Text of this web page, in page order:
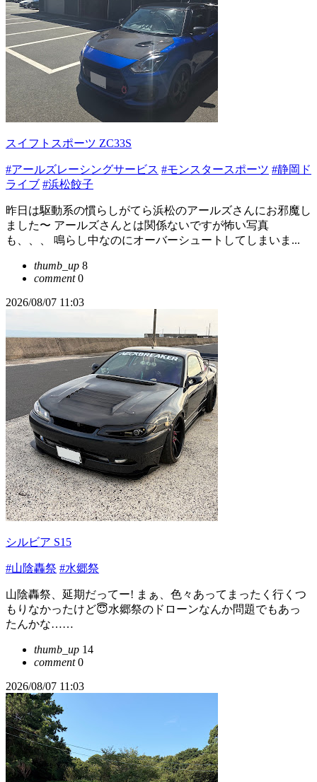
スイフトスポーツ ZC33S
#アールズレーシングサービス #モンスタースポーツ #静岡ド
ライブ #浜松餃子
昨日は駆動系の慣らしがてら浜松のアールズさんにお邪魔し
ました〜 アールズさんとは関係ないですが怖い写真
も、、、 鳴らし中なのにオーバーシュートしてしまいま...
thumb_up 8
comment0
2026/08/07 11:03
シルビア S15
#山陰轟祭 #水郷祭
山陰轟祭、延期だってー! まぁ、色々あってまったく行くつ
もりなかったけど😇水郷祭のドローンなんか問題でもあっ
たんかな……
thumb_up 14
comment0
2026/08/07 11:03